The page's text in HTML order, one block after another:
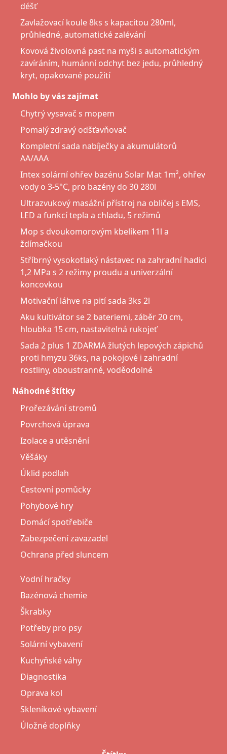
déšť
Zavlažovací koule 8ks s kapacitou 280ml,
průhledné, automatické zalévání
Kovová živolovná past na myši s automatickým
zavíráním, humánní odchyt bez jedu, průhledný
kryt, opakované použití
Mohlo by vás zajímat
Chytrý vysavač s mopem
Pomalý zdravý odšťavňovač
Kompletní sada nabíječky a akumulátorů
AA/AAA
Intex solární ohřev bazénu Solar Mat 1m², ohřev
vody o 3-5°C, pro bazény do 30 280l
Ultrazvukový masážní přístroj na obličej s EMS,
LED a funkcí tepla a chladu, 5 režimů
Mop s dvoukomorovým kbelíkem 11l a
ždímačkou
Stříbrný vysokotlaký nástavec na zahradní hadici
1,2 MPa s 2 režimy proudu a univerzální
koncovkou
Motivační láhve na pití sada 3ks 2l
Aku kultivátor se 2 bateriemi, záběr 20 cm,
hloubka 15 cm, nastavitelná rukojeť
Sada 2 plus 1 ZDARMA žlutých lepových zápichů
proti hmyzu 36ks, na pokojové i zahradní
rostliny, oboustranné, voděodolné
Náhodné štítky
Prořezávání stromů
Povrchová úprava
Izolace a utěsnění
Věšáky
Úklid podlah
Cestovní pomůcky
Pohybové hry
Domácí spotřebiče
Zabezpečení zavazadel
Ochrana před sluncem
Vodní hračky
Bazénová chemie
Škrabky
Potřeby pro psy
Solární vybavení
Kuchyňské váhy
Diagnostika
Oprava kol
Skleníkové vybavení
Úložné doplňky